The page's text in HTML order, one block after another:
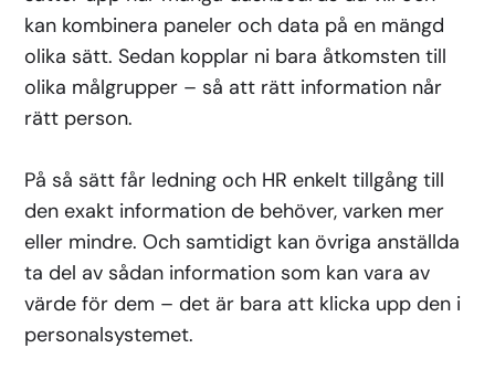
kan kombinera paneler och data på en mängd
olika sätt. Sedan kopplar ni bara åtkomsten till
olika målgrupper – så att rätt information når
rätt person.
På så sätt får ledning och HR enkelt tillgång till
den exakt information de behöver, varken mer
eller mindre. Och samtidigt kan övriga anställda
ta del av sådan information som kan vara av
värde för dem – det är bara att klicka upp den i
personalsystemet.